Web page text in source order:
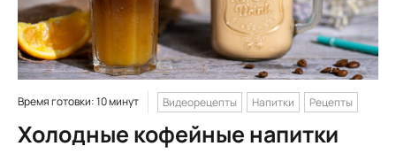
Время готовки: 10 минут Видеорецепты Напитки Рецепты
Холодные кофейные напитки